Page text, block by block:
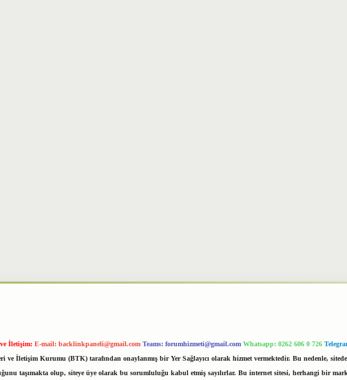
İletişim: E-mail: backlinkpaneli@gmail.com Teams: forumhizmeti@gmail.com Whatsapp: 0262 606 0 726
ve İletişim Kurumu (BTK) tarafından onaylanmış bir Yer Sağlayıcı olarak hizmet vermektedir. Bu nedenle,
taşımakta olup, siteye üye olarak bu sorumluluğu kabul etmiş sayılırlar. Bu internet sitesi, herhangi bir